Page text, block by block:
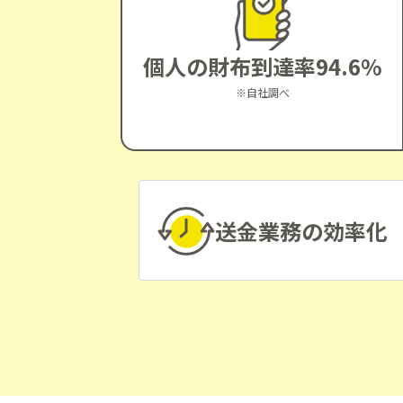
個人の財布到達率94.6%
※自社調べ
送金業務の効率化